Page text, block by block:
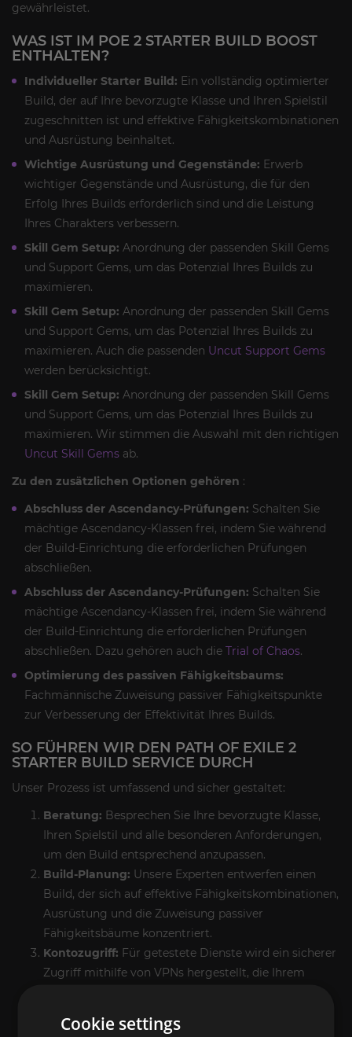
gewährleistet.
WAS IST IM POE 2 STARTER BUILD BOOST
ENTHALTEN?
Individueller Starter Build: Ein vollständig optimierter
Build, der auf Ihre bevorzugte Klasse und Ihren Spielstil
zugeschnitten ist und effektive Fähigkeitskombinationen
und Ausrüstung beinhaltet.
Wichtige Ausrüstung und Gegenstände: Erwerb
wichtiger Gegenstände und Ausrüstung, die für den
Erfolg Ihres Builds erforderlich sind und die Leistung
Ihres Charakters verbessern.
Skill Gem Setup: Anordnung der passenden Skill Gems
und Support Gems, um das Potenzial Ihres Builds zu
maximieren.
Skill Gem Setup: Anordnung der passenden Skill Gems
und Support Gems, um das Potenzial Ihres Builds zu
maximieren. Auch die passenden Uncut Support Gems
werden berücksichtigt.
Skill Gem Setup: Anordnung der passenden Skill Gems
und Support Gems, um das Potenzial Ihres Builds zu
maximieren. Wir stimmen die Auswahl mit den richtigen
Uncut Skill Gems ab.
Zu den zusätzlichen Optionen gehören :
Abschluss der Ascendancy-Prüfungen: Schalten Sie
mächtige Ascendancy-Klassen frei, indem Sie während
der Build-Einrichtung die erforderlichen Prüfungen
abschließen.
Abschluss der Ascendancy-Prüfungen: Schalten Sie
mächtige Ascendancy-Klassen frei, indem Sie während
der Build-Einrichtung die erforderlichen Prüfungen
abschließen. Dazu gehören auch die Trial of Chaos.
Optimierung des passiven Fähigkeitsbaums:
Fachmännische Zuweisung passiver Fähigkeitspunkte
zur Verbesserung der Effektivität Ihres Builds.
SO FÜHREN WIR DEN PATH OF EXILE 2
STARTER BUILD SERVICE DURCH
Unser Prozess ist umfassend und sicher gestaltet:
Beratung: Besprechen Sie Ihre bevorzugte Klasse,
Ihren Spielstil und alle besonderen Anforderungen,
um den Build entsprechend anzupassen.
Build-Planung: Unsere Experten entwerfen einen
Build, der sich auf effektive Fähigkeitskombinationen,
Ausrüstung und die Zuweisung passiver
Fähigkeitsbäume konzentriert.
Kontozugriff: Für getestete Dienste wird ein sicherer
Zugriff mithilfe von VPNs hergestellt, die Ihrem
Implementierung:Der Build wird sorgfältig
Cookie settings